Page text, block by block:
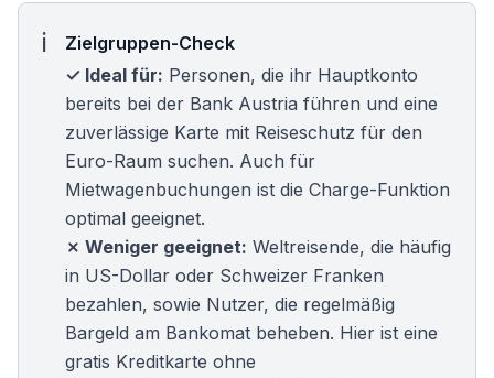
Zielgruppen-Check
✓ Ideal für: Personen, die ihr Hauptkonto
bereits bei der Bank Austria führen und eine
zuverlässige Karte mit Reiseschutz für den
Euro-Raum suchen. Auch für
Mietwagenbuchungen ist die Charge-Funktion
optimal geeignet.
✗ Weniger geeignet: Weltreisende, die häufig
in US-Dollar oder Schweizer Franken
bezahlen, sowie Nutzer, die regelmäßig
Bargeld am Bankomat beheben. Hier ist eine
gratis Kreditkarte ohne